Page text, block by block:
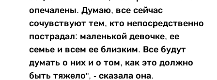
опечалены. Думаю, все сейчас
сочувствуют тем, кто непосредственно
пострадал: маленькой девочке, ее
семье и всем ее близким. Все будут
думать о них и о том, как это должно
быть тяжело", - сказала она.